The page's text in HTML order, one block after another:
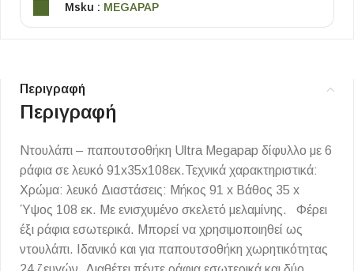
Msku : MEGAPAP
Περιγραφή
Περιγραφή
Ντουλάπι – παπουτσοθήκη Ultra Megapap δίφυλλο με 6
ράφια σε λευκό 91x35x108εκ.Τεχνικά χαρακτηριστικά:
Χρώμα: λευκό Διαστάσεις: Μήκος 91 x Βάθος 35 x
Ύψος 108 εκ. Με ενισχυμένο σκελετό μελαμίνης. Φέρει
έξι ράφια εσωτερικά. Μπορεί να χρησιμοποιηθεί ως
ντουλάπι. Ιδανικό και για παπουτσοθήκη χωρητικότητας